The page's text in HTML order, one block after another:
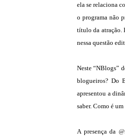
ela se relaciona
o programa não
título da atração.
nessa questão
Neste “NBlogs”
blogueiros? Do
apresentou a
saber. Como é
A presença da